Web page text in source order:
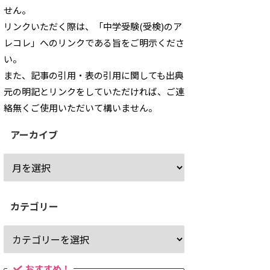
せん。
リンクいただく際は、「中学受験(受検)のア
レコレ」へのリンクである旨をご明示くださ
い。
また、記事の引用・表の引用に関しても出典
元の明記とリンクをしていただければ、ご連
絡無くご使用いただいて構いません。
アーカイブ
カテゴリー